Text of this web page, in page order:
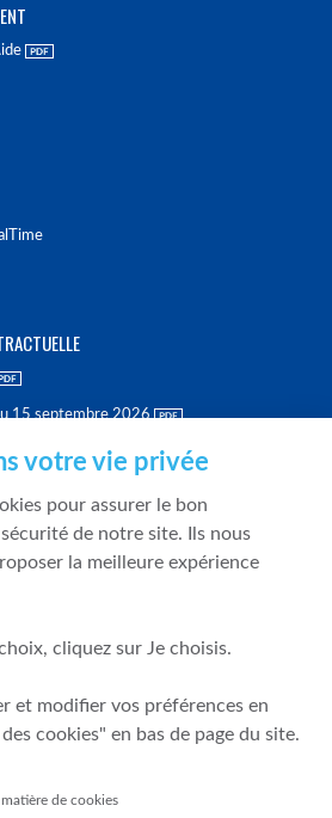
15 septembre 2026
et de résolution
votre vie privée
pour assurer le bon
de notre site. Ils nous
la meilleure expérience
cliquez sur Je choisis.
et modifier vos préférences en
cookies" en bas de page du site.
de cookies